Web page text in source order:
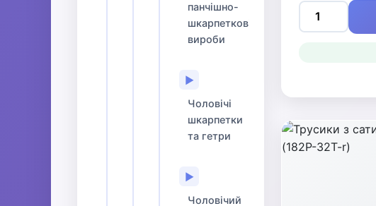
панчішно-
шкарпеткові
вироби
▶
Чоловічі
шкарпетки
та гетри
▶
Чоловічий